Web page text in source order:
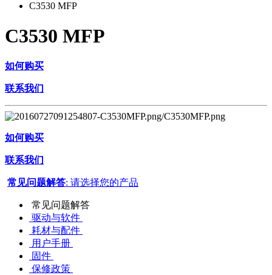
C3530 MFP
C3530 MFP
如何购买
联系我们
如何购买
联系我们
常见问题解答: 请选择您的产品
常见问题解答
驱动与软件
耗材与配件
用户手册
固件
保修政策